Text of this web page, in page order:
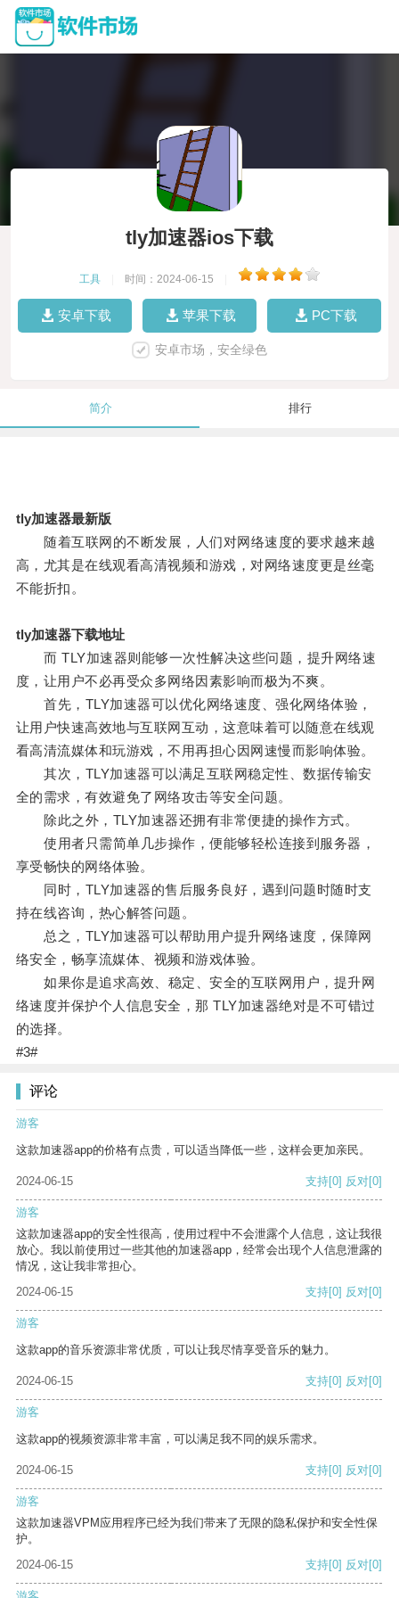
tly加速器ios下载
工具 时间：2024-06-15
安卓下载 苹果下载 PC下载
安卓市场，安全绿色
简介 排行
tly加速器最新版
随着互联网的不断发展，人们对网络速度的要求越来越
高，尤其是在线观看高清视频和游戏，对网络速度更是丝毫
不能折扣。
tly加速器下载地址
而 TLY加速器则能够一次性解决这些问题，提升网络速
度，让用户不必再受众多网络因素影响而极为不爽。
首先，TLY加速器可以优化网络速度、强化网络体验，
让用户快速高效地与互联网互动，这意味着可以随意在线观
看高清流媒体和玩游戏，不用再担心因网速慢而影响体验。
其次，TLY加速器可以满足互联网稳定性、数据传输安
全的需求，有效避免了网络攻击等安全问题。
除此之外，TLY加速器还拥有非常便捷的操作方式。
使用者只需简单几步操作，便能够轻松连接到服务器，
享受畅快的网络体验。
同时，TLY加速器的售后服务良好，遇到问题时随时支
持在线咨询，热心解答问题。
总之，TLY加速器可以帮助用户提升网络速度，保障网
络安全，畅享流媒体、视频和游戏体验。
如果你是追求高效、稳定、安全的互联网用户，提升网
络速度并保护个人信息安全，那 TLY加速器绝对是不可错过
的选择。
#3#
评论
游客
这款加速器app的价格有点贵，可以适当降低一些，这样会更加亲民。
2024-06-15 支持[0] 反对[0]
游客
这款加速器app的安全性很高，使用过程中不会泄露个人信息，这让我很
放心。我以前使用过一些其他的加速器app，经常会出现个人信息泄露的
情况，这让我非常担心。
2024-06-15
支持[0] 反对[0]
游客
这款app的音乐资源非常优质，可以让我尽情享受音乐的魅力。
2024-06-15 支持[0] 反对[0]
游客
这款app的视频资源非常丰富，可以满足我不同的娱乐需求。
2024-06-15 支持[0] 反对[0]
游客
这款加速器VPM应用程序已经为我们带来了无限的隐私保护和安全性保
护。
2024-06-15
支持[0] 反对[0]